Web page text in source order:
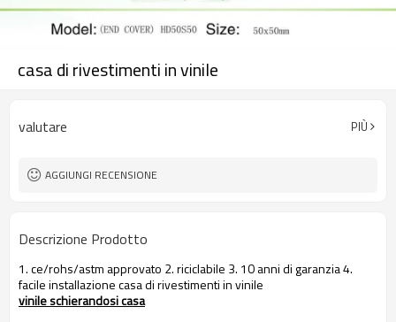
casa di rivestimenti in vinile
valutare PIÙ
AGGIUNGI RECENSIONE
Descrizione Prodotto
1. ce/rohs/astm approvato 2. riciclabile 3. 10 anni di garanzia 4.
facile installazione casa di rivestimenti in vinile
vinile schierandosi casa